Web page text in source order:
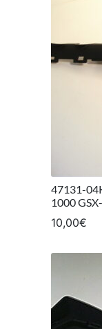
47131-
1000
10,00€